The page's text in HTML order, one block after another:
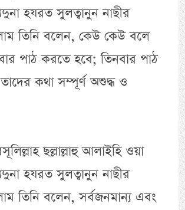
হযরত সুলত্বানুন নাছীর
তিনি বলেন, কেউ কেউ বলে
পাঠ করতে হবে; তিনবার পাঠ
কথা সম্পূর্ণ অশুদ্ধ ও
ছল্লাল্লাহু আলাইহি ওয়া
হযরত সুলত্বানুন নাছীর
তিনি বলেন, সর্বজনমান্য এবং